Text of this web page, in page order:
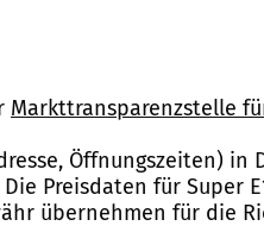
Markttransparenzstelle
Öffnungszeiten)
Preisdaten für Super
übernehmen für die